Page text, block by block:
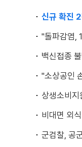
신규 확진 2
"돌파감염,
백신접종
"소상공인
상생소비
비대면 외
군검찰, 공